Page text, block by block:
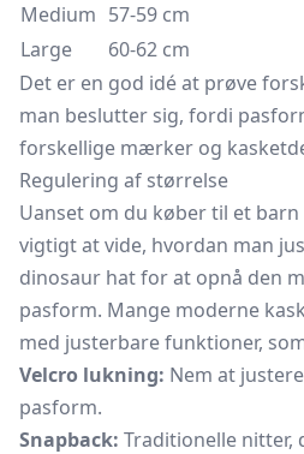
Medium 57-59 cm
Large
60-62 cm
Det er en god idé at prøve
man beslutter sig, fordi
forskellige mærker og
Regulering af størrelse
Uanset om du køber til et
vigtigt at vide, hvordan man
dinosaur hat for at opnå den
pasform. Mange moderne
med justerbare funktioner,
Velcro lukning: Nem at
pasform.
Snapback: Traditionelle nitter,